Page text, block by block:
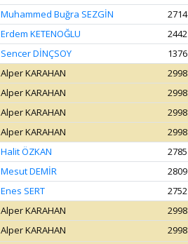
Muhammed Buğra SEZGİN 2714
Erdem KETENOĞLU 2442
Sencer DİNÇSOY 1376
Alper KARAHAN 2998
Alper KARAHAN 2998
Alper KARAHAN 2998
Alper KARAHAN 2998
Halit ÖZKAN 2785
Mesut DEMİR 2809
Enes SERT 2752
Alper KARAHAN 2998
Alper KARAHAN 2998